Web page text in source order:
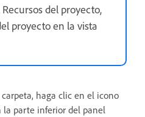
del proyecto,
proyecto en la vista
haga clic en el icono
la parte inferior del panel